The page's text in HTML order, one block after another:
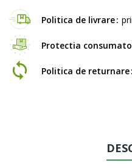
Politica de livrare
Protectia
Politica de returnare